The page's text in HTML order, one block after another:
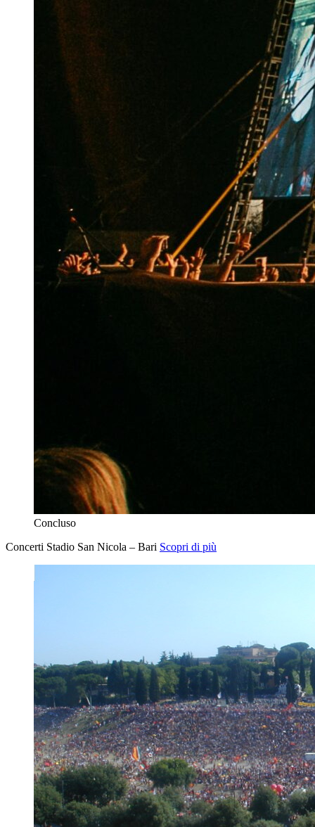
Concluso
Concerti Stadio San Nicola – Bari Scopri di più